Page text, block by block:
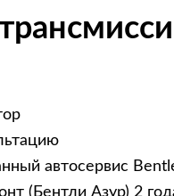
автосервис
(Бентли Азур) 2